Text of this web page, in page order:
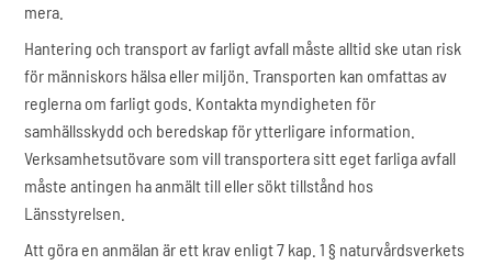
mera.
Hantering och transport av farligt avfall måste alltid ske utan risk
för människors hälsa eller miljön. Transporten kan omfattas av
reglerna om farligt gods. Kontakta myndigheten för
samhällsskydd och beredskap för ytterligare information.
Verksamhetsutövare som vill transportera sitt eget farliga avfall
måste antingen ha anmält till eller sökt tillstånd hos
Länsstyrelsen.
Att göra en anmälan är ett krav enligt 7 kap. 1 § naturvårdsverkets